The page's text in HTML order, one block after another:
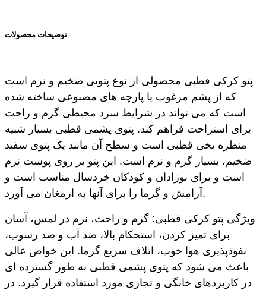
توضیحات محصولات
پتو کرکی قطبی محصولی از نوع پتویی ضخیم و نرم است
که از پشم مرغوب یا پارچه های مصنوعی ساخته شده
است که می تواند در شرایط سرد محیطی گرم و راحت
برای استراحت فراهم کند. پتوی پشمی قطبی بسیار شبیه
منظره یخی قطبی است و سطح آن مانند یک پتوی سفید
ضخیم، بسیار گرم و نرم است. این پتو بر روی پوست نرم
است و برای نوزادان و کودکان خردسال مناسب است و
آرامش و گرما را برای آنها به ارمغان می آورد.
ویژگی پتو کرکی قطبی: گرم و راحت، نرم در لمس، آسان
برای تمیز کردن، استحکام بالا، ضد آب و ضد رسوب،
نفوذپذیری هوا خوب، اتلاف سریع گرما. این خواص عالی
باعث می شود که پتوی پشمی قطبی به طور گسترده ای
در کاربردهای خانگی و تجاری مورد استفاده قرار گیرد. در